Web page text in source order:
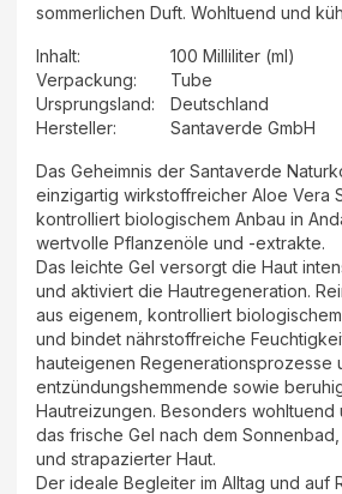
sommerlichen Duft. Wohltuend und
Inhalt:
100 Milliliter (ml)
Verpackung:
Tube
Ursprungsland:
Deutschland
Hersteller: Santaverde GmbH
Das Geheimnis der Santaverde
einzigartig wirkstoffreicher Aloe Vera
kontrolliert biologischem Anbau in
wertvolle Pflanzenöle und -extrakte.
Das leichte Gel versorgt die Haut
und aktiviert die Hautregeneration.
aus eigenem, kontrolliert
und bindet nährstoffreiche
hauteigenen Regenerationsprozesse
entzündungshemmende sowie
Hautreizungen. Besonders wohltuend
das frische Gel nach dem
und strapazierter Haut.
Der ideale Begleiter im Alltag und auf